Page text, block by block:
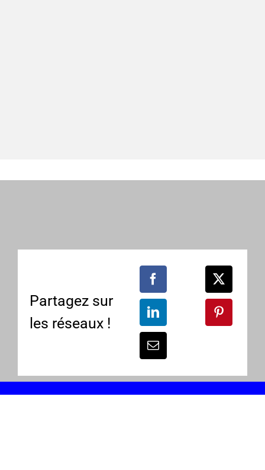
Partagez sur
les réseaux !